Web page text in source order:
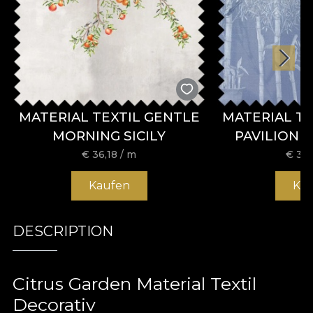
MATERIAL TEXTIL GENTLE
MORNING SICILY
€36,18 / m
Kaufen
MATERIAL
PAVILION
€
DESCRIPTION
Citrus Garden Material Textil
Decorativ